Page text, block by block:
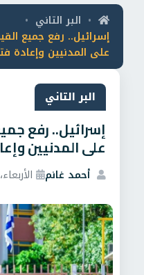
• البر التاني •
إسرائيل.. رفع جميع
على المدنيين وإعادة
البر التاني
إسرائيل.. رفع
على المدنيين
أحمد غانم الأربعاء، 25 يونيو 2025 10:15 م